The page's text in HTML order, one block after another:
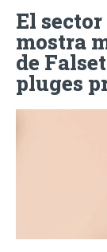
El
mostra
de
pluges